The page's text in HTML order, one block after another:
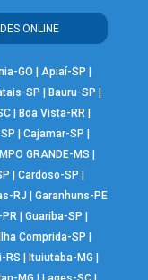
ONLINE
GO Apiaí-SP
SP Bauru-SP
Boa Vista-RR
Cajamar-SP
GRANDE-MS
Cardoso-SP
RJ
Garanhuns-PE
| Guariba-SP
Ilha Comprida-SP
RS Ituiutaba-MG